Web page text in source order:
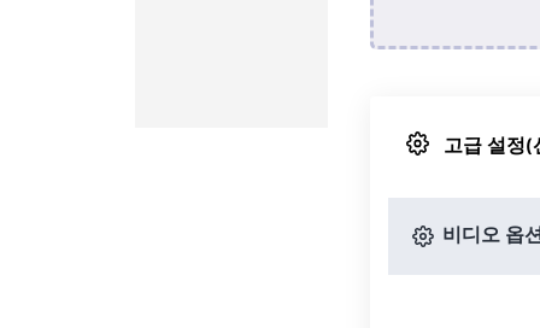
고급 설정(
비디오 옵